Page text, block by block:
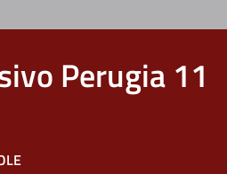
Perugia 11